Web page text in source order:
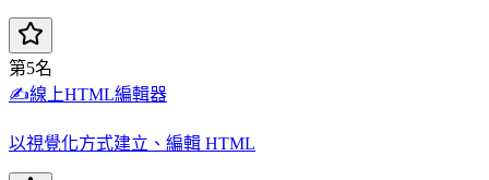
第5名
✍️線上HTML編輯器
以視覺化方式建立、編輯 HTML